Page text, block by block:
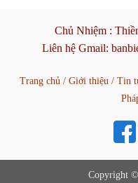
Chủ Nhiệm :
Liên hệ Gmail:
Trang chủ / Giới thiệu / Tin
Copyright